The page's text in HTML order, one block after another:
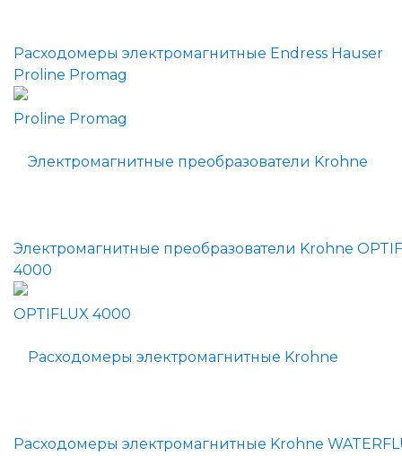
Расходомеры электромагнитные Endress Hauser
Proline Promag
Электромагнитные преобразователи Krohne
4000
Расходомеры электромагнитные Krohne